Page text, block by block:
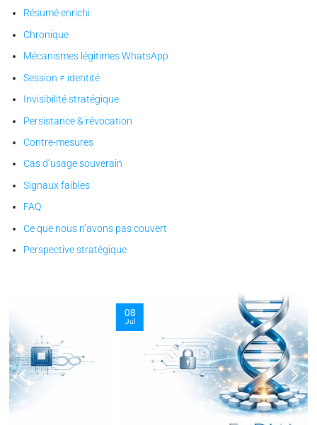
Résumé enrichi
Chronique
Mécanismes légitimes WhatsApp
Session ≠ identité
Invisibilité stratégique
Persistance & révocation
Contre-mesures
Cas d’usage souverain
Signaux faibles
FAQ
Ce que nous n’avons pas couvert
Perspective stratégique